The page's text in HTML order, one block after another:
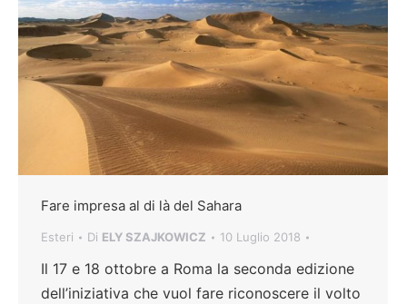
Fare impresa al di là del Sahara
Esteri Di ELY SZAJKOWICZ 10 Luglio 2018
Il 17 e 18 ottobre a Roma la seconda edizione
dell’iniziativa che vuol fare riconoscere il volto